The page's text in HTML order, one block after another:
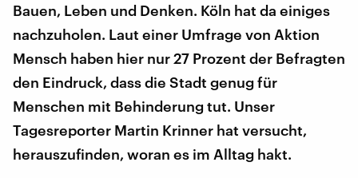
Bauen, Leben und Denken. Köln hat da einiges
nachzuholen. Laut einer Umfrage von Aktion
Mensch haben hier nur 27 Prozent der Befragten
den Eindruck, dass die Stadt genug für
Menschen mit Behinderung tut. Unser
Tagesreporter Martin Krinner hat versucht,
herauszufinden, woran es im Alltag hakt.